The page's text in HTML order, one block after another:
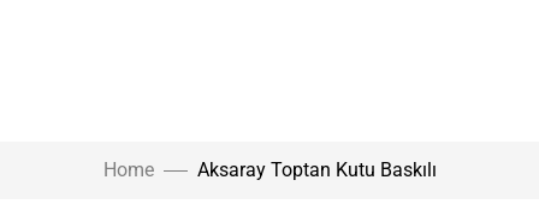
Home Aksaray Toptan Kutu Baskılı